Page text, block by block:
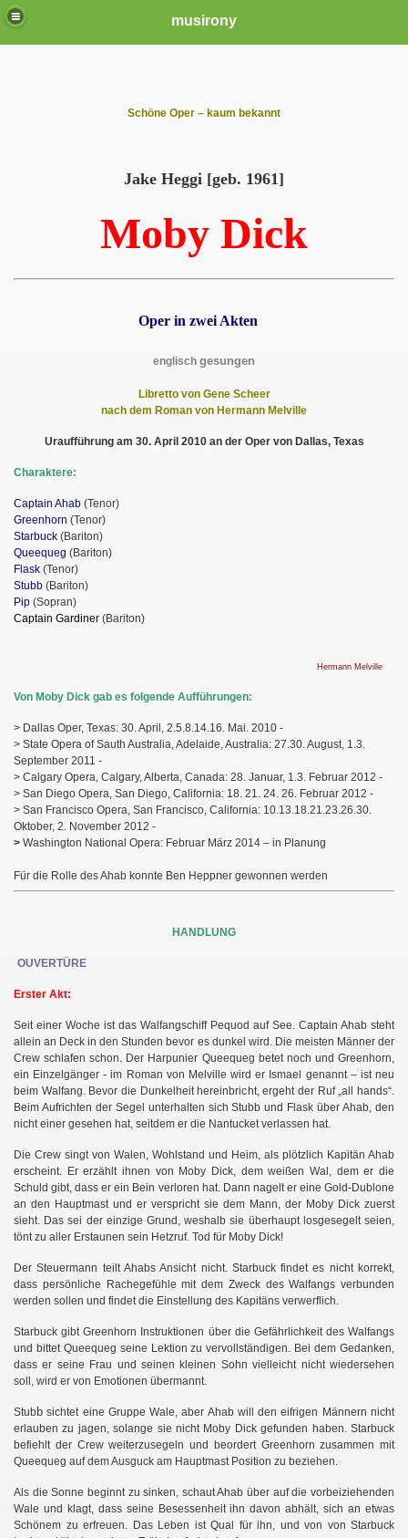
musirony
Schöne Oper – kaum bekannt
Jake Heggi [geb. 1961]
Moby Dick
Oper in zwei Akten
englisch gesungen
Libretto von Gene Scheer
nach dem Roman von Hermann Melville
Uraufführung am 30. April 2010 an der Oper von Dallas, Texas
Charaktere:
Captain Ahab (Tenor)
Greenhorn (Tenor)
Starbuck (Bariton)
Queequeg (Bariton)
Flask (Tenor)
Stubb (Bariton)
Pip (Sopran)
Captain Gardiner (Bariton)
Hermann Melville
Von Moby Dick gab es folgende Aufführungen:
> Dallas Oper, Texas: 30. April, 2.5.8.14.16. Mai. 2010 -
> State Opera of Sauth Australia, Adelaide, Australia: 27.30. August, 1.3.
September 2011 -
> Calgary Opera, Calgary, Alberta, Canada: 28. Januar, 1.3. Februar 2012 -
> San Diego Opera, San Diego, California: 18. 21. 24. 26. Februar 2012 -
> San Francisco Opera, San Francisco, California: 10.13.18.21.23.26.30.
Oktober, 2. November 2012 -
> Washington National Opera: Februar März 2014 – in Planung
Für die Rolle des Ahab konnte Ben Heppner gewonnen werden
HANDLUNG
OUVERTÜRE
Erster Akt:
Seit einer Woche ist das Walfangschiff Pequod auf See. Captain Ahab steht
allein an Deck in den Stunden bevor es dunkel wird. Die meisten Männer der
Crew schlafen schon. Der Harpunier Queequeg betet noch und Greenhorn,
ein Einzelgänger - im Roman von Melville wird er Ismael genannt – ist neu
beim Walfang. Bevor die Dunkelheit hereinbricht, ergeht der Ruf „all hands“.
Beim Aufrichten der Segel unterhalten sich Stubb und Flask über Ahab, den
nicht einer gesehen hat, seitdem er die Nantucketverlassen hat.
Die Crew singt von Walen, Wohlstand und Heim, als plötzlich Kapitän Ahab
erscheint. Er erzählt ihnen von Moby Dick, dem weißen Wal, dem er die
Schuld gibt, dass er ein Bein verloren hat. Dann nagelt er eine Gold-Dublone
an den Hauptmast und er verspricht sie dem Mann, der Moby Dick zuerst
sieht. Das sei dereinzige Grund, weshalb sie überhaupt losgesegelt seien,
tönt zu aller Erstaunen sein Hetzruf. Tod für Moby Dick!
Der Steuermann teilt Ahabs Ansicht nicht. Starbuck findet es nicht korrekt,
dass persönliche Rachegefühle mit dem Zweck des Walfangs verbunden
werden sollen und findet die Einstellung des Kapitäns verwerflich.
Starbuck gibt Greenhorn Instruktionen über die Gefährlichkeit des Walfangs
und bittet Queequeg seine Lektion zu vervollständigen. Bei dem Gedanken,
dass er seine Frau und seinen kleinen Sohn vielleichtnicht wiedersehen
soll, wird er von Emotionen übermannt.
Stubb sichtet eine Gruppe Wale, aber Ahab will den eifrigen Männern nicht
erlauben zu jagen, solange sie nicht Moby Dick gefunden haben. Starbuck
befiehlt der Crew weiterzusegeln und beordert Greenhorn zusammen mit
Queequeg auf dem Ausguck am Hauptmast Position zu beziehen.
Als die Sonne beginnt zu sinken, schaut Ahab über auf die vorbeiziehenden
Wale und klagt, dass seine Besessenheit ihn davon abhält, sich an etwas
Schönem zu erfreuen. Das Leben ist Qual für ihn, und von von Starbuck